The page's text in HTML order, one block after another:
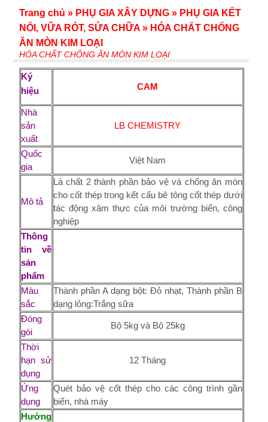
HÓA CHẤT CHỐNG ĂN MÒN KIM LOẠI
Ký
hiệu
CAM
Nhà
sản
xuất
LB CHEMISTRY
Quốc
gia
Việt Nam
Mô tả
Là chất 2 thành phần bảo vệ và chống ăn mòn
cho cốt thép trong kết cấu bê tông cốt thép dưới
tác động xâm thực của môi trường biển, công
nghiệp
Thông
tin về
sản
phẩm
Màu
sắc
Thành phần A dạng bột: Đỏ nhạt, Thành phần B
dạng lỏng:Trắng sữa
Đóng
gói
Bộ 5kg và Bộ 25kg
Thời
hạn sử
dụng
12 Tháng
Ứng
dụng
Quét bảo vệ cốt thép cho các công trình gần
biển, nhà máy
Hướng
Trang chủ » PHỤ GIA XÂY DỰNG » PHỤ GIA KẾT
NỐI, VỮA RÓT, SỬA CHỮA » HÓA CHẤT CHỐNG
ĂN MÒN KIM LOẠI